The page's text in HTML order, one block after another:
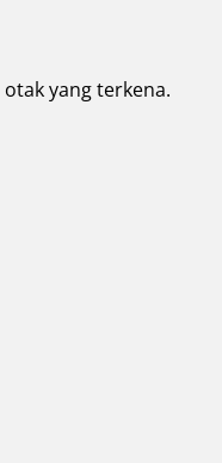
yang terkena.